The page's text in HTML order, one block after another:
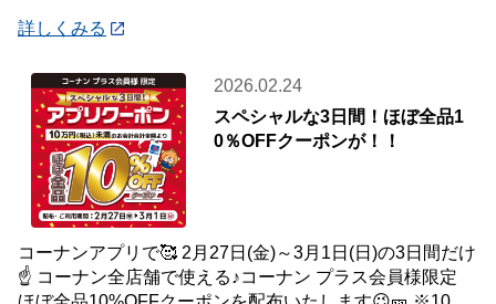
詳しくみる
2026.02.24
スペシャルな3日間！ほぼ全品1
0％OFFクーポンが！！
コーナンアプリで🥰 2月27日(金)～3月1日(日)の3日間だけ
☝️ コーナン全店舗で使える♪コーナン プラス会員様限定